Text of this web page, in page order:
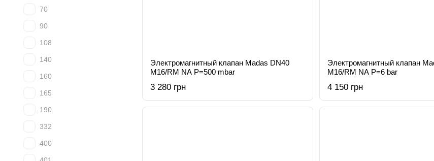
Электромагнитный клапан Madas DN40
M16/RM NA Р=500 mbar
3 280 грн
Электромагнитный клапан
M16/RM NA Р=6 bar
4 150 грн
70
90
108
140
160
165
190
332
400